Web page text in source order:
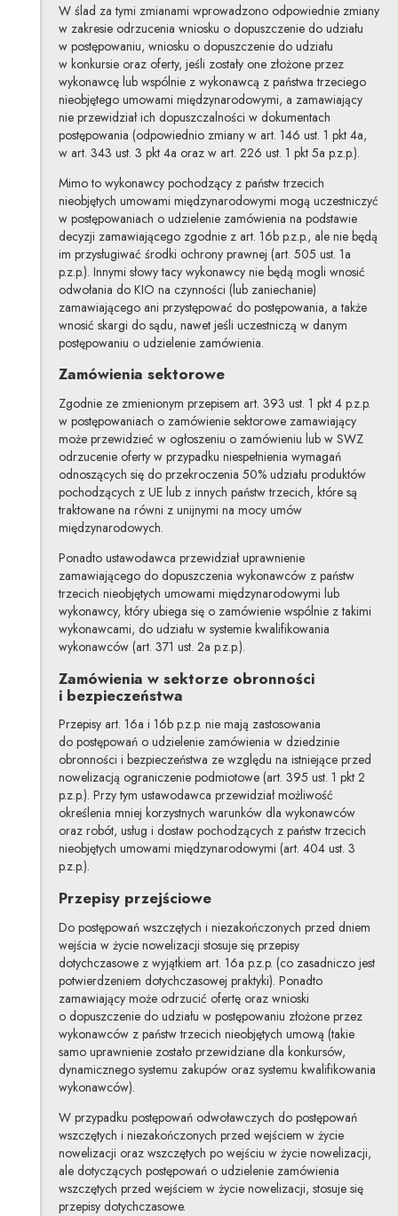
W ślad za tymi zmianami wprowadzono odpowiednie zmiany
w zakresie odrzucenia wniosku o dopuszczenie do udziału
w postępowaniu, wniosku o dopuszczenie do udziału
w konkursie oraz oferty, jeśli zostały one złożone przez
wykonawcę lub wspólnie z wykonawcą z państwa trzeciego
nieobjętego umowami międzynarodowymi, a zamawiający
nie przewidział ich dopuszczalności w dokumentach
postępowania (odpowiednio zmiany w art. 146 ust. 1 pkt 4a,
w art. 343 ust. 3 pkt 4a oraz w art. 226 ust. 1 pkt 5a p.z.p.).
Mimo to wykonawcy pochodzący z państw trzecich
nieobjętych umowami międzynarodowymi mogą uczestniczyć
w postępowaniach o udzielenie zamówienia na podstawie
decyzji zamawiającego zgodnie z art. 16b p.z.p., ale nie będą
im przysługiwać środki ochrony prawnej (art. 505 ust. 1a
p.z.p.). Innymi słowy tacy wykonawcy nie będą mogli wnosić
odwołania do KIO na czynności (lub zaniechanie)
zamawiającego ani przystępować do postępowania, a także
wnosić skargi do sądu, nawet jeśli uczestniczą w danym
postępowaniu o udzielenie zamówienia.
Zamówienia sektorowe
Zgodnie ze zmienionym przepisem art. 393 ust. 1 pkt 4 p.z.p.
w postępowaniach o zamówienie sektorowe zamawiający
może przewidzieć w ogłoszeniu o zamówieniu lub w SWZ
odrzucenie oferty w przypadku niespełnienia wymagań
odnoszących się do przekroczenia 50% udziału produktów
pochodzących z UE lub z innych państw trzecich, które są
traktowane na równi z unijnymi na mocy umów
międzynarodowych.
Ponadto ustawodawca przewidział uprawnienie
zamawiającego do dopuszczenia wykonawców z państw
trzecich nieobjętych umowami międzynarodowymi lub
wykonawcy, który ubiega się o zamówienie wspólnie z takimi
wykonawcami, do udziału w systemie kwalifikowania
wykonawców (art. 371 ust. 2a p.z.p.).
Zamówienia w sektorze obronności
i bezpieczeństwa
Przepisy art. 16a i 16b p.z.p. nie mają zastosowania
do postępowań o udzielenie zamówienia w dziedzinie
obronności i bezpieczeństwa ze względu na istniejące przed
nowelizacją ograniczenie podmiotowe (art. 395 ust. 1 pkt 2
p.z.p.). Przy tym ustawodawca przewidział możliwość
określenia mniej korzystnych warunków dla wykonawców
oraz robót, usług i dostaw pochodzących z państw trzecich
nieobjętych umowami międzynarodowymi (art. 404 ust. 3
p.z.p.).
Przepisy przejściowe
Do postępowań wszczętych i niezakończonych przed dniem
wejścia w życie nowelizacji stosuje się przepisy
dotychczasowe z wyjątkiem art. 16a p.z.p. (co zasadniczo jest
potwierdzeniem dotychczasowej praktyki). Ponadto
zamawiający może odrzucić ofertę oraz wnioski
o dopuszczenie do udziału w postępowaniu złożone przez
wykonawców z państw trzecich nieobjętych umową (takie
samo uprawnienie zostało przewidziane dla konkursów,
dynamicznego systemu zakupów oraz systemu kwalifikowania
wykonawców).
W przypadku postępowań odwoławczych do postępowań
wszczętych i niezakończonych przed wejściem w życie
nowelizacji oraz wszczętych po wejściu w życie nowelizacji,
ale dotyczących postępowań o udzielenie zamówienia
wszczętych przed wejściem w życie nowelizacji, stosuje się
przepisy dotychczasowe.